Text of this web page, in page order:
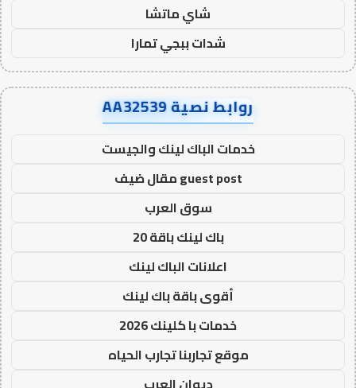
شاي ماتشا
شدات ببجي تمارا
روابط نصية AA32539
خدمات الباك لينك والجيست
guest post مقال ضيف
سوق العرب
باك لينك باقة 20
اعلانات الباك لينك
أقوى باقة باك لينك
خدمات با كلينك 2026
موقع تجاربنا تجارب الحياه